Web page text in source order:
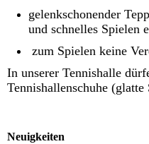
gelenkschonender
und schnelles Spielen
zum Spielen keine
In unserer Tennishalle
Tennishallenschuhe
Neuigkeiten